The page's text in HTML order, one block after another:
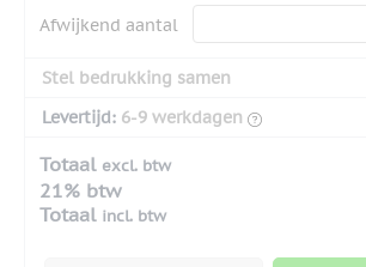
Afwijkend aantal
Stel bedrukking samen
Levertijd: 6-9 werkdagen
Totaal excl. btw
21% btw
Totaal incl. btw